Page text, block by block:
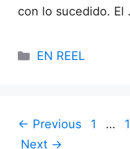
con lo sucedido. El
Categories
EN REEL
← Previous Page
1 …
Next →